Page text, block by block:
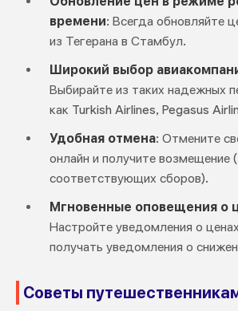
времени: Всегда обновляйте
из Тегерана в Стамбул.
Широкий выбор
Выбирайте из таких надежных
как Turkish Airlines, Pegasus
Удобная отмена: Отмените
онлайн и получите возмещение
соответствующих сборов).
Мгновенные оповещения о
Настройте уведомления о
получать уведомления о
Советы